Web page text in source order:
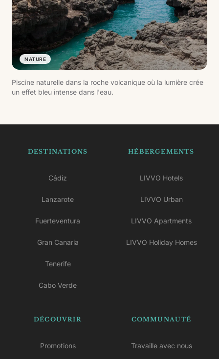
NATURE
Piscine naturelle dans la roche volcanique où la lumière crée
un effet bleu intense dans l'eau.
DESTINATIONS
Cádiz
Lanzarote
Fuerteventura
Gran Canaria
Tenerife
Cabo Verde
HÉBERGEMENTS
LIVVO Hotels
LIVVO Urban
LIVVO Apartments
LIVVO Holiday Homes
DÉCOUVRIR
Promotions
COMMUNAUTÉ
Travaille avec nous